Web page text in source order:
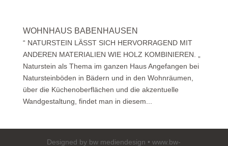
WOHNHAUS BABENHAUSEN
“ NATURSTEIN LÄSST SICH HERVORRAGEND MIT
ANDEREN MATERIALIEN WIE HOLZ KOMBINIEREN. „
Naturstein als Thema im ganzen Haus Angefangen bei
Natursteinböden in Bädern und in den Wohnräumen,
über die Küchenoberflächen und die akzentuelle
Wandgestaltung, findet man in diesem...
Designed by bw mediendesign • www.bw-